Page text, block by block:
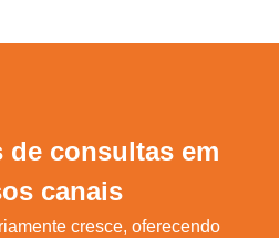
de consultas em
canais
cresce, oferecendo